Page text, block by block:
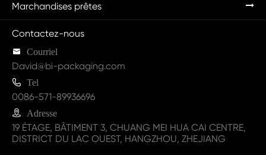
Marchandises prêtes
Contactez-nous
 Courriel
David@bi-packaging.com
 Tel
0086-571-89936696
 Adresse
19 ÉTAGE, BÂTIMENT 3, CHUANG MEI HUA CAI CENTRE,
DISTRICT DU LAC OUEST, HANGZHOU, ZHEJIANG